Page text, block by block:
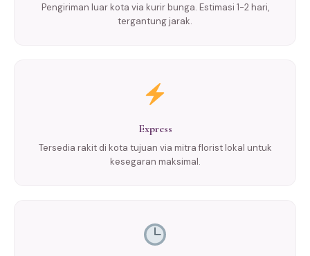
Pengiriman luar kota via kurir bunga. Estimasi 1-2 hari,
tergantung jarak.
Express
Tersedia rakit di kota tujuan via mitra florist lokal untuk
kesegaran maksimal.